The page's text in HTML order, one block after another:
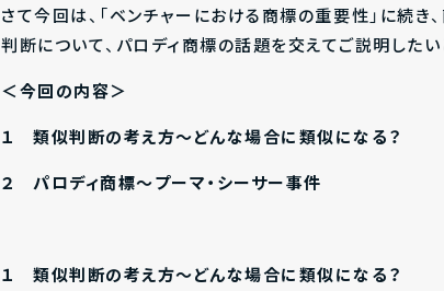
さて今回は、「ベンチャーにおける商標の重要性」に続き
判断について、パロディ商標の話題を交えてご説明したい
＜今回の内容＞
１ 類似判断の考え方～どんな場合に類似になる？
２ パロディ商標～プーマ・シーサー事件
１ 類似判断の考え方～どんな場合に類似になる？